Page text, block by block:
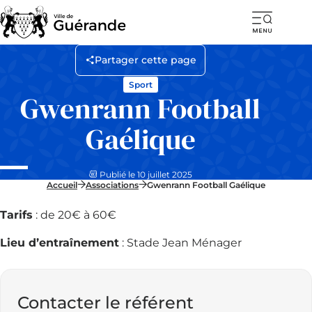
Gwenrann Football
Gaélique
Sport
Publié le 10 juillet 2025
Partager cette page
Accueil Associations Gwenrann Football Gaélique
Tarifs : de 20€ à 60€
Lieu d’entraînement : Stade Jean Ménager
Contacter le référent